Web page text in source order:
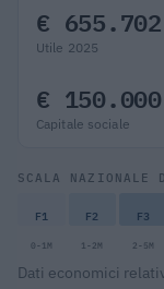
€ 655.702
Utile 2025
€ 150.000
Capitale sociale
SCALA NAZIONALE
F1 F2 F3
0-1M 1-2M 2-5M
Dati economici